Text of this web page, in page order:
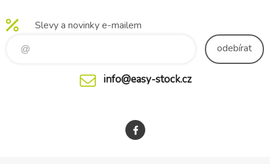
Slevy a novinky e-mailem
odebírat
info@easy-stock.cz